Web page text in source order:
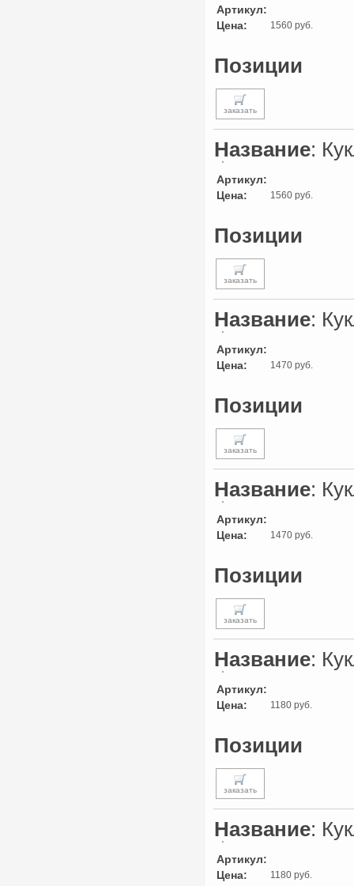
Артикул:
Цена:
1560 руб.
Позиции
заказать
Название:
Артикул:
Цена:
1560 руб.
Позиции
заказать
Название:
Артикул:
Цена:
1470 руб.
Позиции
заказать
Название:
Артикул:
Цена:
1470 руб.
Позиции
заказать
Название:
Артикул:
Цена:
1180 руб.
Позиции
заказать
Название:
Артикул:
Цена:
1180 руб.